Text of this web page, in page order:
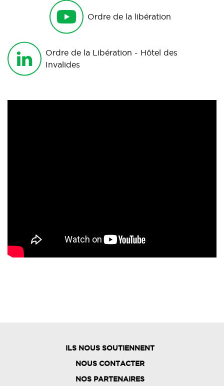
Ordre de la libération
Ordre de la Libération - Hôtel des
Invalides
ILS NOUS SOUTIENNENT
NOUS CONTACTER
NOS PARTENAIRES